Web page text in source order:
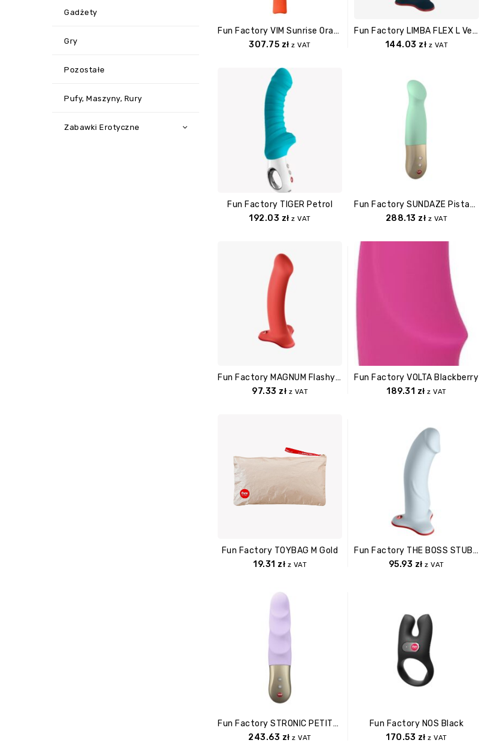
Gadżety
Gry
Pozostałe
Pufy, Maszyny, Rury
Zabawki Erotyczne
Fun Factory VIM Sunrise Orange
307.75 zł z VAT
Fun Factory LIMBA FLEX L Velvet Blue
144.03 zł z VAT
Fun Factory TIGER Petrol
192.03 zł z VAT
Fun Factory SUNDAZE Pistachio
288.13 zł z VAT
Fun Factory MAGNUM Flashy Coral
97.33 zł z VAT
Fun Factory VOLTA Blackberry
189.31 zł z VAT
Fun Factory TOYBAG M Gold
19.31 zł z VAT
Fun Factory THE BOSS STUB Dove Blue
95.93 zł z VAT
Fun Factory STRONIC PETITE Pastel Lilac
243.63 zł z VAT
Fun Factory NOS Black
170.53 zł z VAT